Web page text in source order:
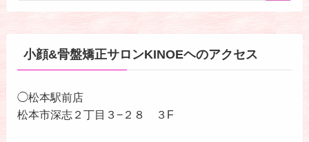
小顔&骨盤矯正サロンKINOEヘのアクセス
◯松本駅前店
松本市深志２丁目３−２８ ３F